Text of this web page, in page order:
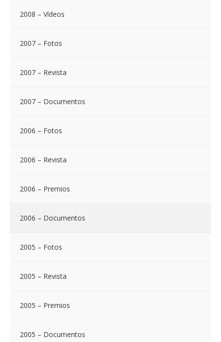
2008 – Vídeos
2007 – Fotos
2007 – Revista
2007 – Documentos
2006 – Fotos
2006 – Revista
2006 – Premios
2006 – Documentos
2005 – Fotos
2005 – Revista
2005 – Premios
2005 – Documentos